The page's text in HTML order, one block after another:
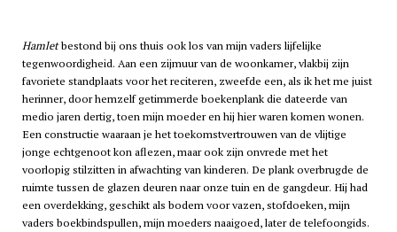
Hamletbestond bij ons thuis ook los van mijn vaders lijfelijke
tegenwoordigheid. Aan een zijmuur van de woonkamer, vlakbij zijn
favoriete standplaats voor het reciteren, zweefde een, als ik het me juist
herinner, door hemzelf getimmerde boekenplank die dateerde van
medio jaren dertig, toen mijn moeder en hij hier waren komen wonen.
Een constructie waaraan je het toekomstvertrouwen van de vlijtige
jonge echtgenoot kon aflezen, maar ook zijn onvrede met het
voorlopig stilzitten in afwachting van kinderen. De plank overbrugde de
ruimte tussen de glazen deuren naar onze tuin en de gangdeur. Hij had
een overdekking, geschikt als bodem voor vazen, stofdoeken, mijn
vaders boekbindspullen, mijn moeders naaigoed, later de telefoongids.